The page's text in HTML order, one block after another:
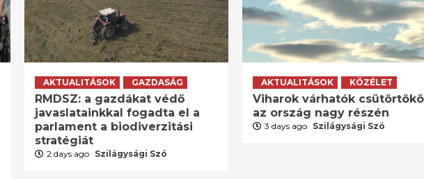
AKTUALITÁSOK GAZDASÁG
RMDSZ: a gazdákat védő
javaslatainkkal fogadta el a
parlament a biodiverzitási
stratégiát
2 days ago Szilágysági Szó
AKTUALITÁSOK KÖZÉLET
Viharok várhatók
az ország nagy részén
3 days ago Szilágysági Szó